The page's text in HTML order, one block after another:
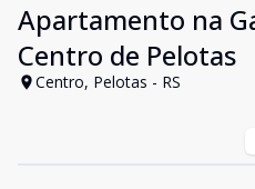
Apartamento na
Centro de Pelotas
Centro, Pelotas - RS